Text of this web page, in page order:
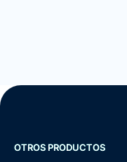
OTROS PRODUCTOS